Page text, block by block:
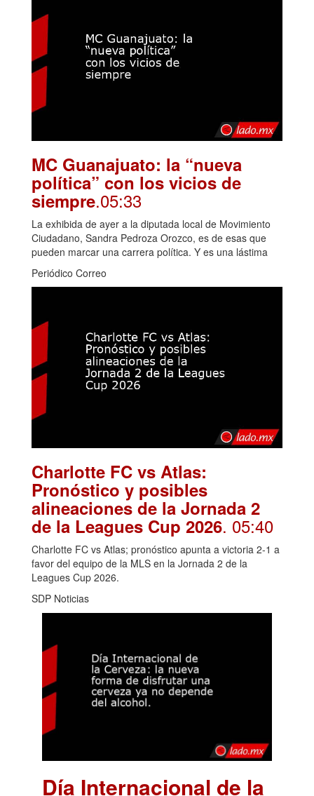
MC Guanajuato: la “nueva
política” con los vicios de
siempre.05:33
La exhibida de ayer a la diputada local de Movimiento
Ciudadano, Sandra Pedroza Orozco, es de esas que
pueden marcar una carrera política. Y es una lástima
Periódico Correo
Charlotte FC vs Atlas:
Pronóstico y posibles
alineaciones de la Jornada 2
de la Leagues Cup 2026. 05:40
Charlotte FC vs Atlas; pronóstico apunta a victoria 2-1 a
favor del equipo de la MLS en la Jornada 2 de la
Leagues Cup 2026.
SDP Noticias
Día Internacional de la